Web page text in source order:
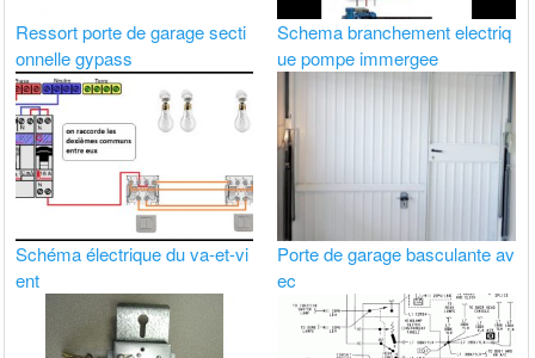
Ressort porte de garage secti
onnelle gypass
Schema branchement electriq
ue pompe immergee
Schéma électrique du va-et-vi
ent
Porte de garage basculante av
ec